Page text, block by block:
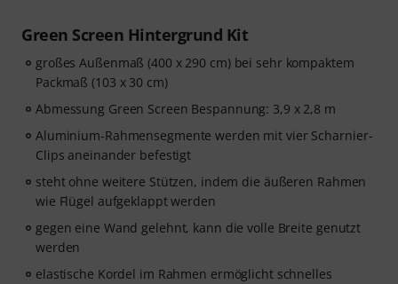
Green Screen Hintergrund Kit
großes Außenmaß (400 x 290 cm) bei sehr kompaktem
Packmaß (103 x 30 cm)
Abmessung Green Screen Bespannung: 3,9 x 2,8 m
Aluminium-Rahmensegmente werden mit vier Scharnier-
Clips aneinander befestigt
steht ohne weitere Stützen, indem die äußeren Rahmen
wie Flügel aufgeklappt werden
gegen eine Wand gelehnt, kann die volle Breite genutzt
werden
elastische Kordel im Rahmen ermöglicht schnelles